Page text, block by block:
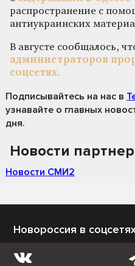
распространение с
антиукраинских
В августе сообщалось,
администраторов
соцсетях.
Подписывайтесь на нас в
узнавайте о главных
дня.
Новости
Новости СМИ2
Новороссия в